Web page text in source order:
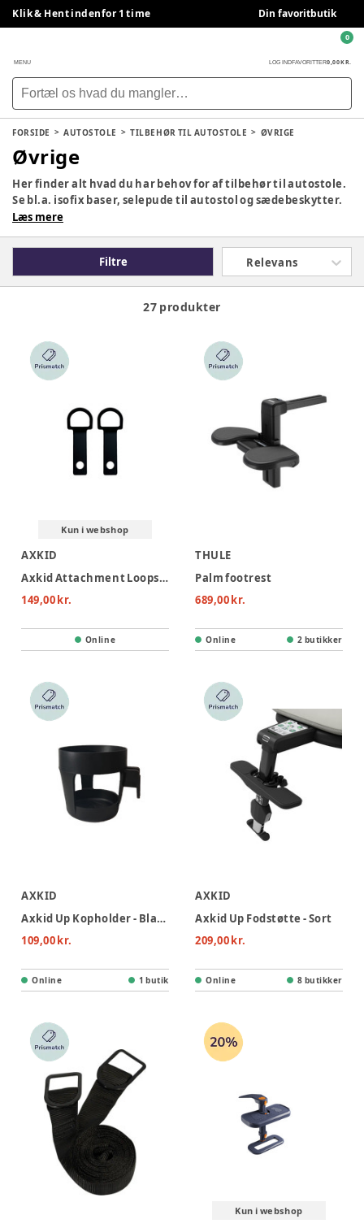
Klik & Hent indenfor 1 time Din favoritbutik
MENU LOG INDFAVORITTER0,00 KR.
0
FORSIDE AUTOSTOLE TILBEHØR TIL AUTOSTOLE ØVRIGE
Øvrige
Her finder alt hvad du har behov for af tilbehør til autostole.
Se bl.a. isofix baser, selepude til autostol og sædebeskytter.
Læs mere
Filtre Relevans
27 produkter
Kun i webshop
AXKID
Axkid Attachment Loops 120mm
149,00 kr.
Online
THULE
Palm footrest
689,00 kr.
Online 2 butikker
AXKID
Axkid Up Kopholder - Black
109,00 kr.
Online 1 butik
AXKID
Axkid Up Fodstøtte - Sort
209,00 kr.
Online 8 butikker
Kun i webshop